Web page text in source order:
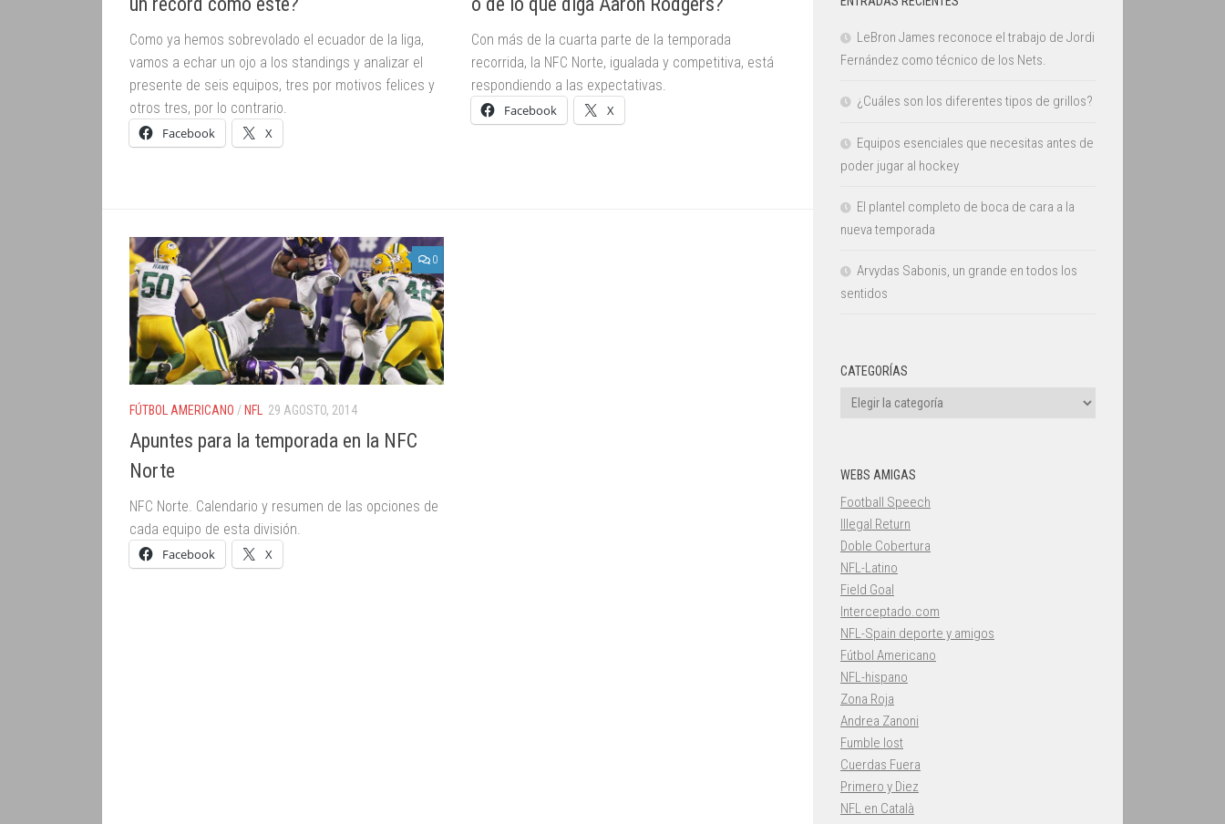
Como ya hemos sobrevolado el ecuador de la liga,
vamos a echar un ojo a los standings y analizar el
presente de seis equipos, tres por motivos felices y
otros tres, por lo contrario.
Facebook X
Con más de la cuarta parte de la temporada
recorrida, la NFC Norte, igualada y competitiva, está
respondiendo a las expectativas.
Facebook X
0
FÚTBOL AMERICANO / NFL 29 AGOSTO, 2014
Apuntes para la temporada en la NFC
Norte
NFC Norte. Calendario y resumen de las opciones de
cada equipo de esta división.
Facebook X
LeBron James reconoce el trabajo de Jordi
Fernández como técnico de los Nets.
¿Cuáles son los diferentes tipos de grillos?
Equipos esenciales que necesitas antes de
poder jugar al hockey
El plantel completo de boca de cara a la
nueva temporada
Arvydas Sabonis, un grande en todos los
sentidos
CATEGORÍAS
Categorías
WEBS AMIGAS
Football Speech
Illegal Return
Doble Cobertura
NFL-Latino
Field Goal
Interceptado.com
NFL-Spain deporte y amigos
Fútbol Americano
NFL-hispano
Zona Roja
Andrea Zanoni
Fumble lost
Cuerdas Fuera
Primero y Diez
NFL en Català